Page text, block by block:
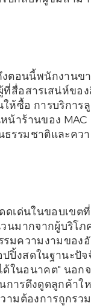
อนนี้พนักงานขา
สื่อสารเสน่ห์ขอ
ซื้อ การบริการ
าร้านของ MAC
รรมชาติและคว
เด่นในขอบเขต
นมากจากผู้บริโ
มความงามของ
งสดในฐานะปัจ
ด้ในอนาคต" นอ
การดึงดูดลูกค้า
มต้องการถูกรว